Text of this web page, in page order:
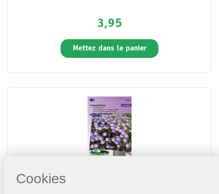
Cookies
3,95
Mettez dans le panier
Campanule des monts Carpathes Bleu